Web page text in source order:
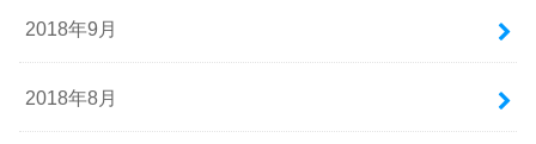
2018年9月
2018年8月